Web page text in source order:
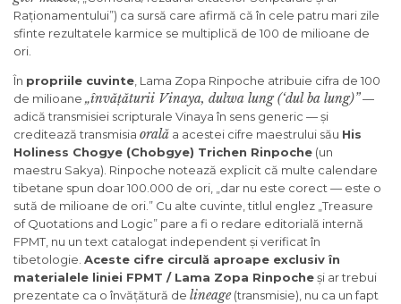
Raționamentului”) ca sursă care afirmă că în cele patru mari zile
sfinte rezultatele karmice se multiplică de 100 de milioane de
ori.
În propriile cuvinte , Lama Zopa Rinpoche atribuie cifra de 100
de milioane „învățăturii Vinaya, dulwa lung (‘dul ba lung)”—
adică transmisiei scripturale Vinaya în sens generic — și
creditează transmisia orală a acestei cifre maestrului său His
Holiness Chogye (Chobgye) Trichen Rinpoche (un
maestru Sakya). Rinpoche notează explicit că multe calendare
tibetane spun doar 100.000 de ori, „dar nu este corect — este o
sută de milioane de ori.” Cu alte cuvinte, titlul englez „Treasure
of Quotations and Logic” pare a fi o redare editorială internă
FPMT, nu un text catalogat independent și verificat în
tibetologie. Aceste cifre circulă aproape exclusiv în
materialele liniei FPMT / Lama Zopa Rinpocheși ar trebui
prezentate ca o învățătură de lineage(transmisie), nu ca un fapt